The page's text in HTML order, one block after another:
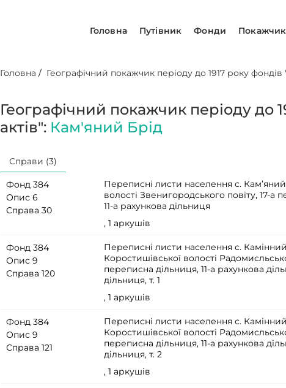
Головна Путівник Фонди
Головна / Географічний покажчик періоду до 1917 року фондів
Географічний покажчик періоду до
актів": Кам'яний Брід
Справи (3)
Фонд 384
Опис 6
Справа 30
Переписні листи населення с.
волості Звенигородського повіту, 17-а
11-а рахункова дільниця
, 1 аркушів
Фонд 384
Опис 9
Справа 120
Переписні листи населення с.
Коростишівської волості
переписна дільниця, 11-а рахункова
дільниця, т. 1
, 1 аркушів
Фонд 384
Опис 9
Справа 121
Переписні листи населення с.
Коростишівської волості
переписна дільниця, 11-а рахункова
дільниця, т. 2
, 1 аркушів